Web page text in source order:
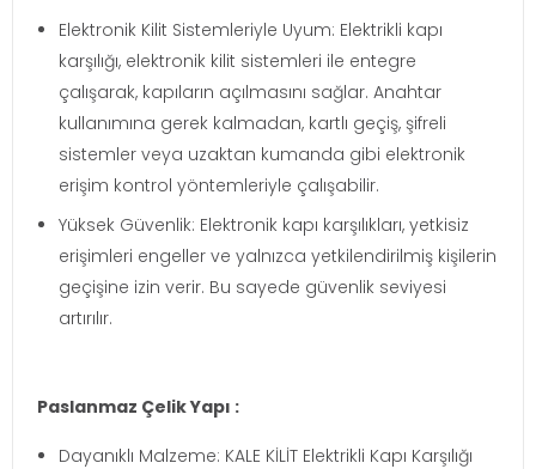
Elektronik Kilit Sistemleriyle Uyum: Elektrikli kapı
karşılığı, elektronik kilit sistemleri ile entegre
çalışarak, kapıların açılmasını sağlar. Anahtar
kullanımına gerek kalmadan, kartlı geçiş, şifreli
sistemler veya uzaktan kumanda gibi elektronik
erişim kontrol yöntemleriyle çalışabilir.
Yüksek Güvenlik: Elektronik kapı karşılıkları, yetkisiz
erişimleri engeller ve yalnızca yetkilendirilmiş kişilerin
geçişine izin verir. Bu sayede güvenlik seviyesi
artırılır.
Paslanmaz Çelik Yapı :
Dayanıklı Malzeme: KALE KİLİT Elektrikli Kapı Karşılığı